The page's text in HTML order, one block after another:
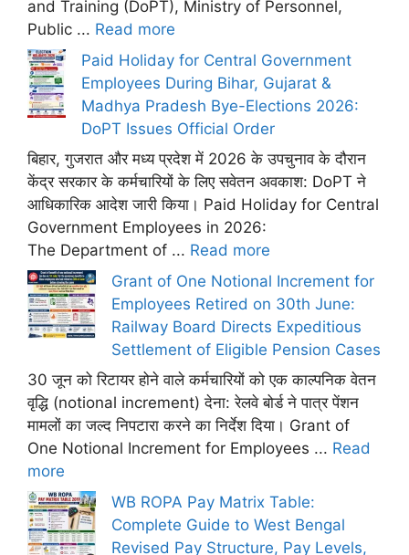
and Training (DoPT), Ministry of Personnel,
Public ... Read more
Paid Holiday for Central Government
Employees During Bihar, Gujarat &
Madhya Pradesh Bye-Elections 2026:
DoPT Issues Official Order
बिहार, गुजरात और मध्य प्रदेश में 2026 के उपचुनाव के दौरान
केंद्र सरकार के कर्मचारियों के लिए सवेतन अवकाश: DoPT ने
आधिकारिक आदेश जारी किया। Paid Holiday for Central
Government Employees in 2026:
The Department of ... Read more
Grant of One Notional Increment for
Employees Retired on 30th June:
Railway Board Directs Expeditious
Settlement of Eligible Pension Cases
30 जून को रिटायर होने वाले कर्मचारियों को एक काल्पनिक वेतन
वृद्धि (notional increment) देना: रेलवे बोर्ड ने पात्र पेंशन
मामलों का जल्द निपटारा करने का निर्देश दिया। Grant of
One Notional Increment for Employees ... Read
more
WB ROPA Pay Matrix Table:
Complete Guide to West Bengal
Revised Pay Structure, Pay Levels,